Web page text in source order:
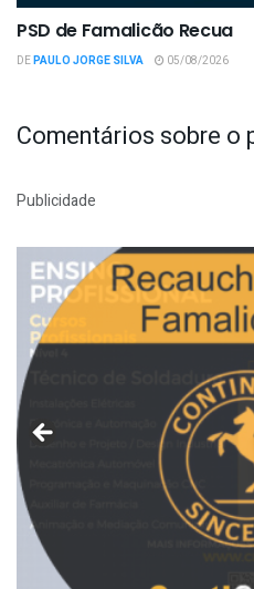
PSD de Famalicão Recua
DEPAULO JORGE SILVA 05/08/2026
Comentários sobre o
Publicidade